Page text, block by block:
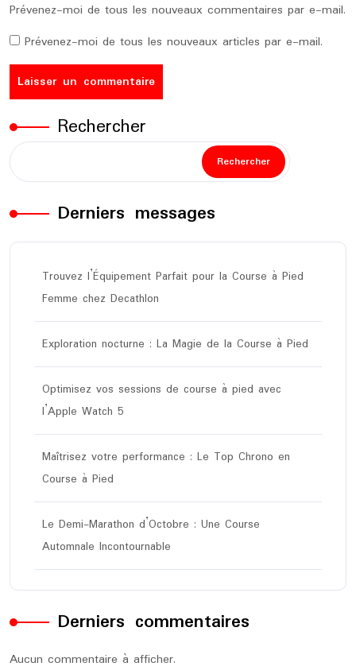
Prévenez-moi de tous les nouveaux commentaires par e-mail.
Prévenez-moi de tous les nouveaux articles par e-mail.
Rechercher
Rechercher
Derniers messages
Trouvez l’Équipement Parfait pour la Course à Pied
Femme chez Decathlon
Exploration nocturne : La Magie de la Course à Pied
Optimisez vos sessions de course à pied avec
l’Apple Watch 5
Maîtrisez votre performance : Le Top Chrono en
Course à Pied
Le Demi-Marathon d’Octobre : Une Course
Automnale Incontournable
Derniers commentaires
Aucun commentaire à afficher.